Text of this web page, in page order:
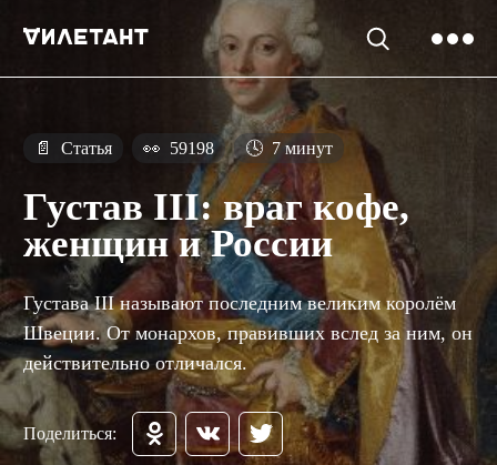
📄 Статья 👀 59198 🕓 7 минут
Густав III: враг кофе,
женщин и России
Густава III называют последним великим королём
Швеции. От монархов, правивших вслед за ним, он
действительно отличался.
Поделиться: